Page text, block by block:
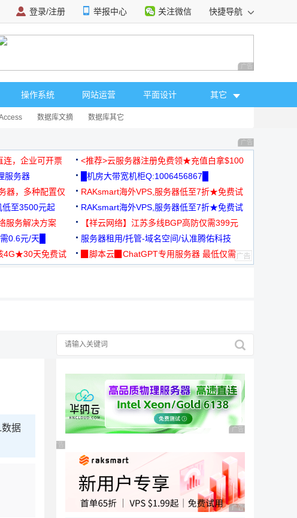
登录/注册 举报中心 关注微信 快捷导航
告，理性选择 广告 商业广告，理
操作系统 网站运营 平面设计 其它
数据库文摘 数据库其它
广告 商业广告，理
连，企业可开票
<推荐>云服务器注册免费领★充值白拿$100
服务器
█机房大带宽机柜Q:1006456867█
器，多种配置仅
RAKsmart海外VPS,服务器低至7折★免费试
用★
至3500元起
RAKsmart海外VPS,服务器低至7折★免费试
用★
服务解决方案
【祥云网络】江苏多线BGP高防仅需399元
0.6元/天█
服务器租用/托管-域名空间/认准腾佑科技
4G★30天免费试
▉脚本云▉ChatGPT专用服务器 最低仅需
据
广告 商业广告，理性
广告 商业广告，理性选择
广告 商业广告，理性